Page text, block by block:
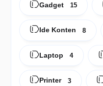
Gadget 15
Ide Konten 8
Laptop 4
Printer 3